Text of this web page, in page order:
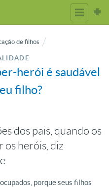
de filhos
herói é saudável
filho?
dos pais, quando os
os heróis, diz
porque seus filhos